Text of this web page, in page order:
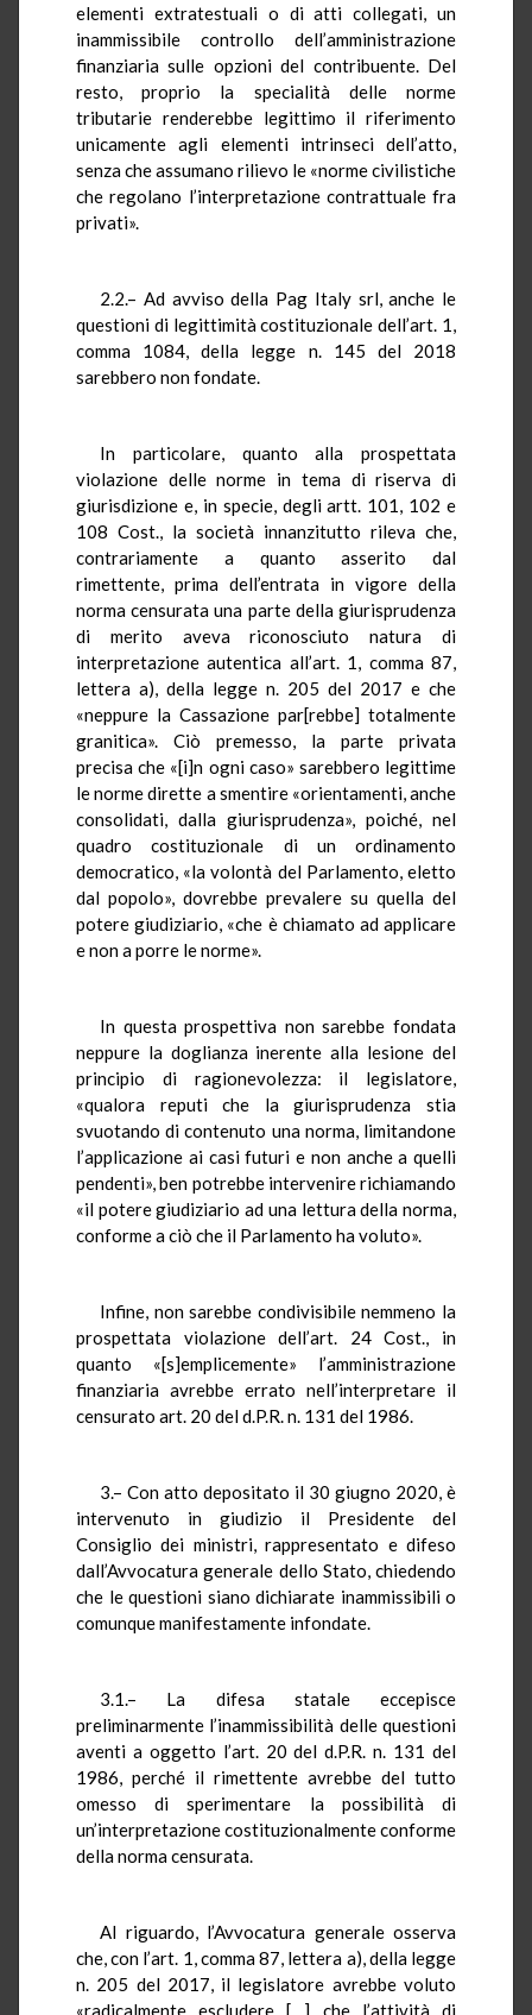
elementi extratestuali o di atti collegati, un
inammissibile controllo dell’amministrazione
finanziaria sulle opzioni del contribuente. Del
resto, proprio la specialità delle norme
tributarie renderebbe legittimo il riferimento
unicamente agli elementi intrinseci dell’atto,
senza che assumano rilievo le «norme civilistiche
che regolano l’interpretazione contrattuale fra
privati».
2.2.– Ad avviso della Pag Italy srl, anche le
questioni di legittimità costituzionale dell’art. 1,
comma 1084, della legge n. 145 del 2018
sarebbero non fondate.
In particolare, quanto alla prospettata
violazione delle norme in tema di riserva di
giurisdizione e, in specie, degli artt. 101, 102 e
108 Cost., la società innanzitutto rileva che,
contrariamente a quanto asserito dal
rimettente, prima dell’entrata in vigore della
norma censurata una parte della giurisprudenza
di merito aveva riconosciuto natura di
interpretazione autentica all’art. 1, comma 87,
lettera a), della legge n. 205 del 2017 e che
«neppure la Cassazione par[rebbe] totalmente
granitica». Ciò premesso, la parte privata
precisa che «[i]n ogni caso» sarebbero legittime
le norme dirette a smentire «orientamenti, anche
consolidati, dalla giurisprudenza», poiché, nel
quadro costituzionale di un ordinamento
democratico, «la volontà del Parlamento, eletto
dal popolo», dovrebbe prevalere su quella del
potere giudiziario, «che è chiamato ad applicare
e non a porre le norme».
In questa prospettiva non sarebbe fondata
neppure la doglianza inerente alla lesione del
principio di ragionevolezza: il legislatore,
«qualora reputi che la giurisprudenza stia
svuotando di contenuto una norma, limitandone
l’applicazione ai casi futuri e non anche a quelli
pendenti», ben potrebbe intervenire richiamando
«il potere giudiziario ad una lettura della norma,
conforme a ciò che il Parlamento ha voluto».
Infine, non sarebbe condivisibile nemmeno la
prospettata violazione dell’art. 24 Cost., in
quanto «[s]emplicemente» l’amministrazione
finanziaria avrebbe errato nell’interpretare il
censurato art. 20 del d.P.R. n. 131 del 1986.
3.– Con atto depositato il 30 giugno 2020, è
intervenuto in giudizio il Presidente del
Consiglio dei ministri, rappresentato e difeso
dall’Avvocatura generale dello Stato, chiedendo
che le questioni siano dichiarate inammissibili o
comunque manifestamente infondate.
3.1.– La difesa statale eccepisce
preliminarmente l’inammissibilità delle questioni
aventi a oggetto l’art. 20 del d.P.R. n. 131 del
1986, perché il rimettente avrebbe del tutto
omesso di sperimentare la possibilità di
un’interpretazione costituzionalmente conforme
della norma censurata.
Al riguardo, l’Avvocatura generale osserva
che, con l’art. 1, comma 87, lettera a), della legge
n. 205 del 2017, il legislatore avrebbe voluto
«radicalmente escludere […] che l’attività di